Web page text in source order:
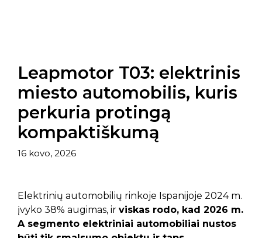
Leapmotor T03: elektrinis
miesto automobilis, kuris
perkuria protingą
kompaktiškumą
16 kovo, 2026
Elektrinių automobilių rinkoje Ispanijoje 2024 m.
įvyko 38% augimas, ir viskas rodo, kad 2026 m.
A segmento elektriniai automobiliai nustos